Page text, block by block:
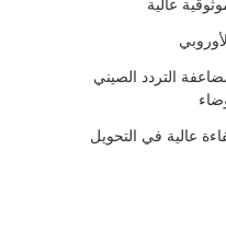
التردد الصيني
عالية في التحويل